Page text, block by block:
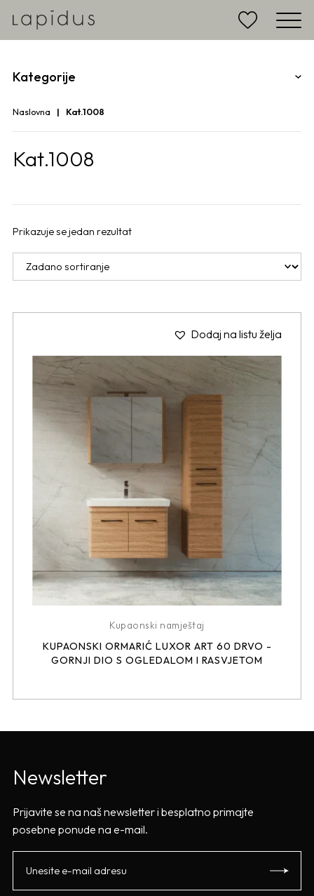
Kategorije
Naslovna Kat.1008
Kat.1008
Prikazuje se jedan rezultat
Dodaj na listu želja
Kupaonski namještaj
KUPAONSKI ORMARIĆ LUXOR ART 60 DRVO -
GORNJI DIO S OGLEDALOM I RASVJETOM
Newsletter
Prijavite se na naš newsletter i besplatno primajte
posebne ponude na e-mail.